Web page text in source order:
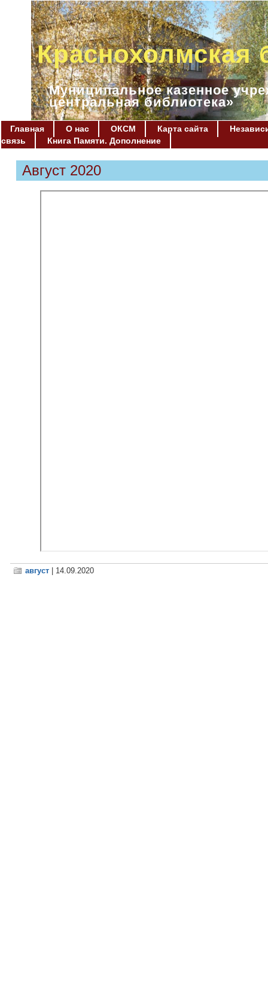
Краснохолмская
Муниципальное казенное
центральная библиотека»
Главная О нас ОКСМ Карта сайта
связь
Книга Памяти. Дополнение
Август 2020
август | 14.09.2020